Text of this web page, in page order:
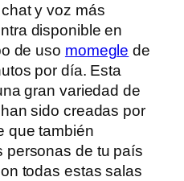
y voz más
disponible en
de uso momegle de
por día. Esta
gran variedad de
sido creadas por
que también
personas de tu país
todas estas salas